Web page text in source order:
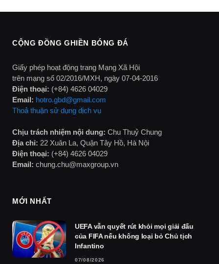
CỘNG ĐỒNG GHIỀN BÓNG ĐÁ
Giấy phép hoạt động trang Mạng Xã Hội
trên mạng số 02/2016/MXH, ngày 07-04-2016
Điện thoại: (+84) 4626 04029
Email: hotro.gbd@gmail.com
Thoả thuận sử dụng dịch vụ
Chịu trách nhiệm nội dung: Chu Thuỷ Chung
Địa chỉ: 22 Xuân La, Quận Tây Hồ, Hà Nội
Điện thoại: (+84) 4626 04029
Email: chung.chu@maxgroup.vn
MỚI NHẤT
UEFA vẫn quyết rút khỏi mọi giải đấu
của FIFA nếu không loại bỏ Chủ tịch
Infantino
07/08/2026